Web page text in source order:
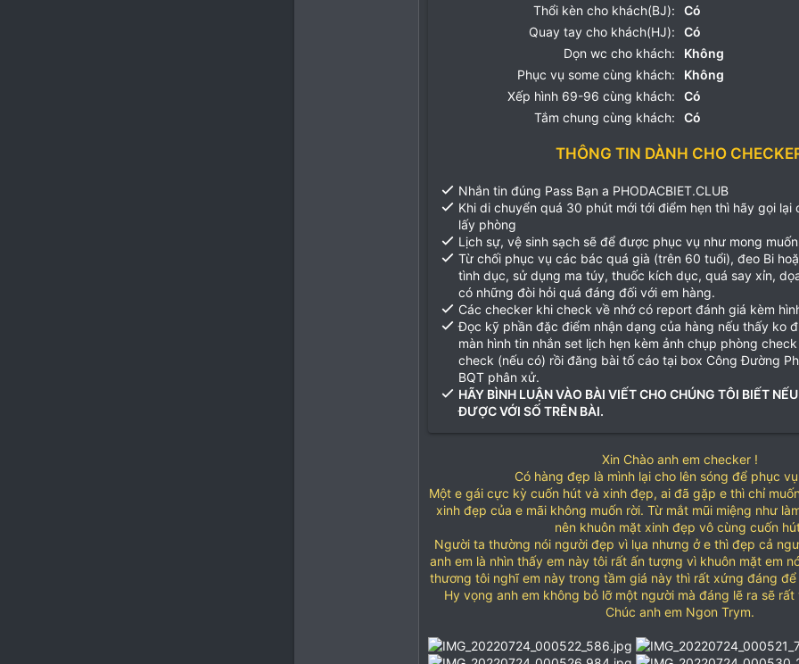
Thổi kèn cho khách(BJ):
Có
Quay tay cho khách(HJ):
Có
Dọn wc cho khách:
Không
Phục vụ some cùng khách:
Không
Xếp hình 69-96 cùng khách:
Có
Tắm chung cùng khách:
Có
THÔNG TIN DÀNH CHO
Nhắn tin đúng Pass Bạn a PHODACBIET.CLUB
Khi di chuyển quá 30 phút mới tới điểm hẹn thì hãy gọi lại
lấy phòng
Lịch sự, vệ sinh sạch sẽ để được phục vụ như mong
Từ chối phục vụ các bác quá già (trên 60 tuổi), đeo Bi
tình dục, sử dụng ma túy, thuốc kích dục, quá say xỉn,
có những đòi hỏi quá đáng đối với em hàng.
Các checker khi check về nhớ có report đánh giá kèm
Đọc kỹ phần đặc điểm nhận dạng của hàng nếu thấy ko
màn hình tin nhắn set lịch hẹn kèm ảnh chụp phòng
check (nếu có) rồi đăng bài tố cáo tại box Công Đường
BQT phân xử.
HÃY BÌNH LUẬN VÀO BÀI VIẾT CHO CHÚNG TÔI BIẾT
ĐƯỢC VỚI SỐ TRÊN BÀI.
Xin Chào anh em checker !
Có hàng đẹp là mình lại cho lên sóng để phục
Một e gái cực kỳ cuốn hút và xinh đẹp, ai đã gặp e thì chỉ
xinh đẹp của e mãi không muốn rời. Từ mắt mũi miệng như
nên khuôn mặt xinh đẹp vô cùng cuốn
Người ta thường nói người đẹp vì lụa nhưng ở e thì đẹp cả
anh em là nhìn thấy em này tôi rất ấn tượng vì khuôn mặt em
thương tôi nghĩ em này trong tầm giá này thì rất xứng đáng để
Hy vọng anh em không bỏ lỡ một người mà đáng lẽ ra sẽ
Chúc anh em Ngon Trym.